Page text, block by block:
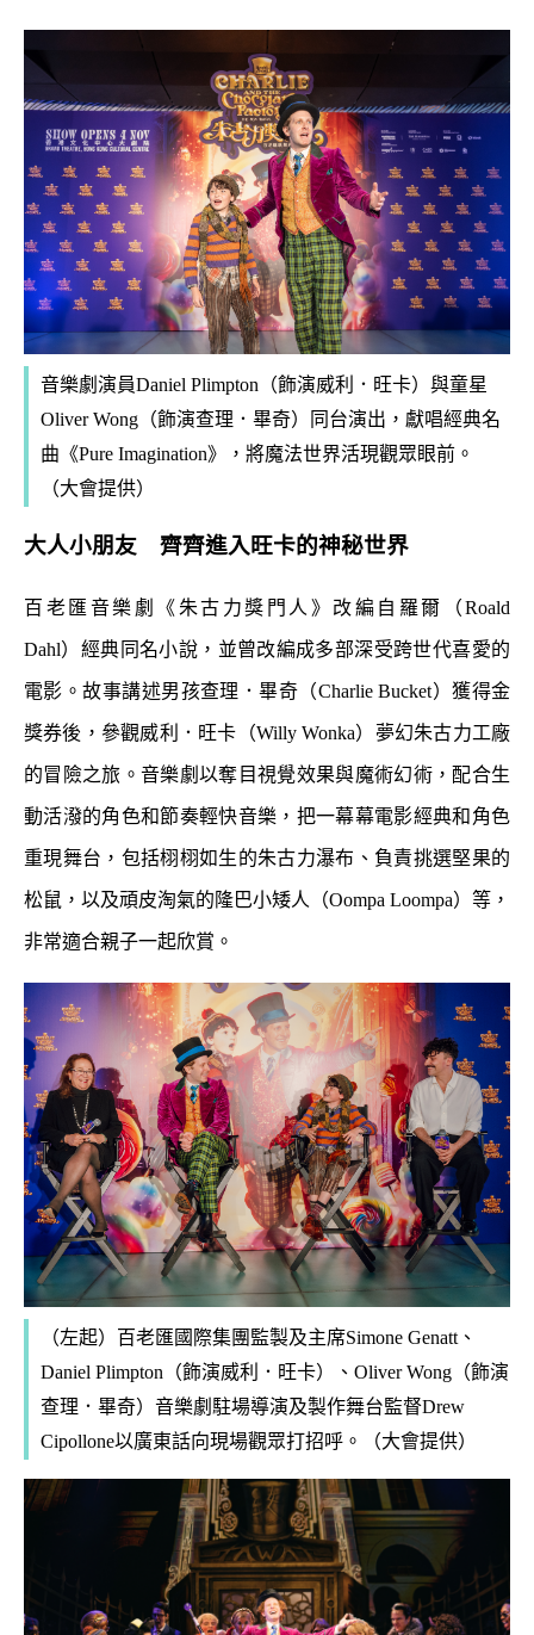
音樂劇演員Daniel Plimpton（飾演威利．旺卡）與童星
Oliver Wong（飾演查理．畢奇）同台演出，獻唱經典名
曲《Pure Imagination》，將魔法世界活現觀眾眼前。
（大會提供）
大人小朋友 齊齊進入旺卡的神秘世界
百老匯音樂劇《朱古力獎門人》改編自羅爾（Roald
Dahl）經典同名小說，並曾改編成多部深受跨世代喜愛的
電影。故事講述男孩查理．畢奇（Charlie Bucket）獲得金
獎券後，參觀威利．旺卡（Willy Wonka）夢幻朱古力工廠
的冒險之旅。音樂劇以奪目視覺效果與魔術幻術，配合生
動活潑的角色和節奏輕快音樂，把一幕幕電影經典和角色
重現舞台，包括栩栩如生的朱古力瀑布、負責挑選堅果的
松鼠，以及頑皮淘氣的隆巴小矮人（Oompa Loompa）等，
非常適合親子一起欣賞。
（左起）百老匯國際集團監製及主席Simone Genatt、
Daniel Plimpton（飾演威利．旺卡）、Oliver Wong（飾演
查理．畢奇）音樂劇駐場導演及製作舞台監督Drew
Cipollone以廣東話向現場觀眾打招呼。（大會提供）